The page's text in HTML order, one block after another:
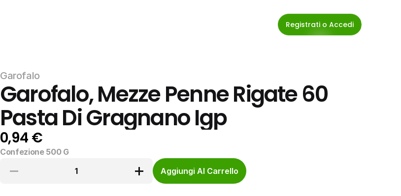
Registrati o Accedi
Garofalo
Garofalo, Mezze Penne Rigate 60
Pasta Di Gragnano Igp
0,94 €
Confezione 500 G
1
Aggiungi Al Carrello